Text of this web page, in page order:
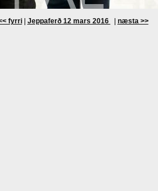
fyrri| Jeppaferð 12 mars 2016 næsta >>